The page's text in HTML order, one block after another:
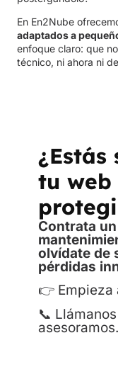
En En2Nube
adaptados a
enfoque claro: que
técnico, ni ahora ni
¿Estás
tu web
Contrata
olvídate de
pérdidas
👉 Empieza
📞
asesoramos.